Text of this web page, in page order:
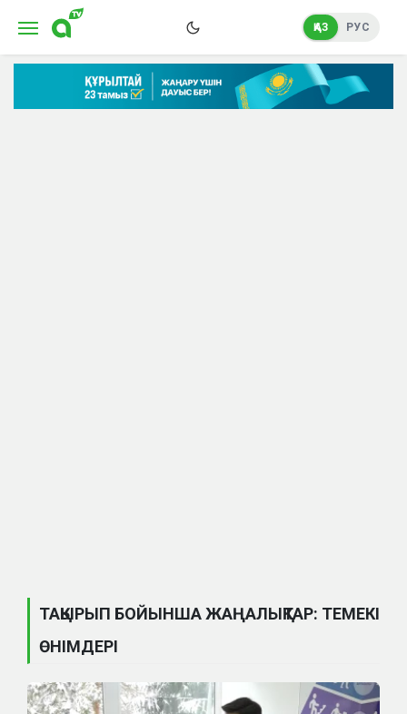
ҚАЗ РУС
ТАҚЫРЫП БОЙЫНША ЖАҢАЛЫҚТАР: ТЕМЕКІ
ӨНІМДЕРІ